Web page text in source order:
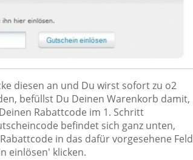
diesen an und Du wirst sofort zu o2
befüllst Du Deinen Warenkorb damit,
Rabattcode im 1. Schritt
befindet sich ganz unten,
in das dafür vorgesehene Feld
einlösen' klicken.